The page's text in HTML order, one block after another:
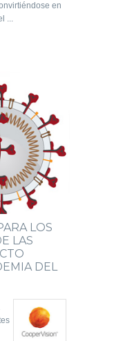
en
...
LOS
LAS
DEL